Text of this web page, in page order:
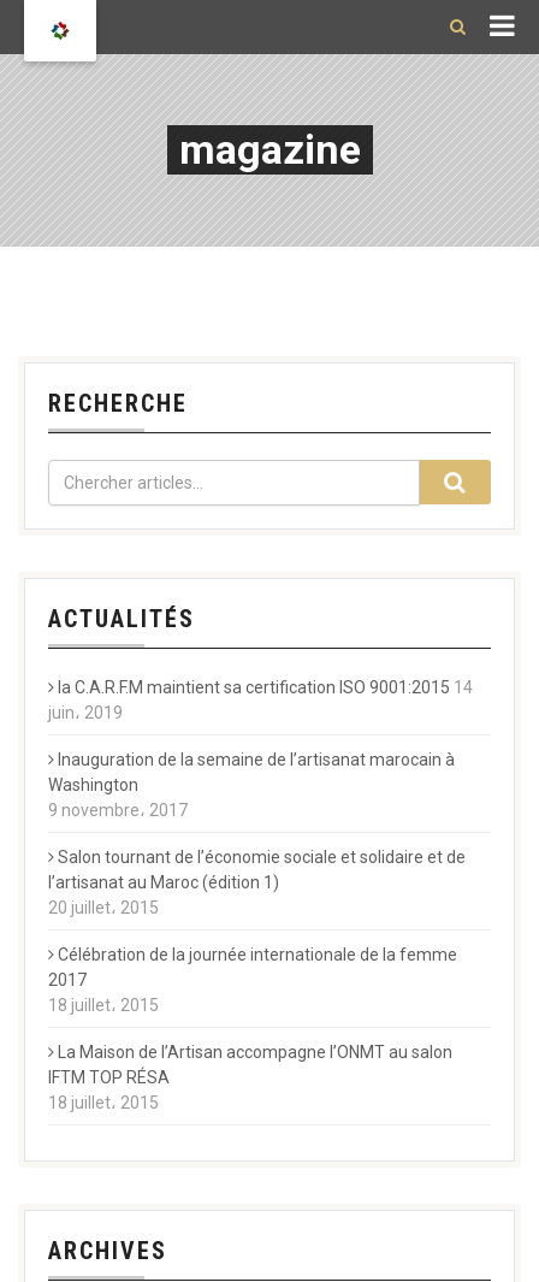
magazine
RECHERCHE
ACTUALITÉS
la C.A.R.F.M maintient sa certification ISO 9001:2015 14
juin، 2019
Inauguration de la semaine de l’artisanat marocain à
Washington
9 novembre، 2017
Salon tournant de l’économie sociale et solidaire et de
l’artisanat au Maroc (édition 1)
20 juillet، 2015
Célébration de la journée internationale de la femme
2017
18 juillet، 2015
La Maison de l’Artisan accompagne l’ONMT au salon
IFTM TOP RÉSA
18 juillet، 2015
ARCHIVES